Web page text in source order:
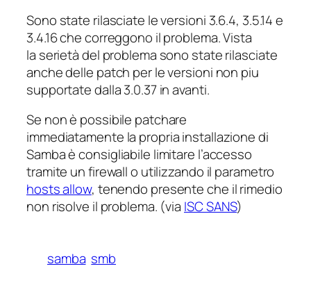
Sono state rilasciate le versioni 3.6.4, 3.5.14 e
3.4.16 che correggono il problema. Vista
la serietà del problema sono state rilasciate
anche delle patch per le versioni non piu
supportate dalla 3.0.37 in avanti.
Se non è possibile patchare
immediatamente la propria installazione di
Samba è consigliabile limitare l’accesso
tramite un firewall o utilizzando il parametro
hosts allow, tenendo presente che il rimedio
non risolve il problema. (via ISC SANS)
samba smb